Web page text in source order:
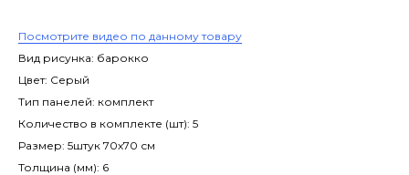
Посмотрите видео по данному товару
Вид рисунка: барокко
Цвет: Серый
Тип панелей: комплект
Количество в комплекте (шт): 5
Размер: 5штук 70х70 см
Толщина (мм): 6